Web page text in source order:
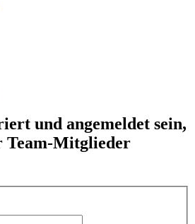
und angemeldet sein,
Team-Mitglieder